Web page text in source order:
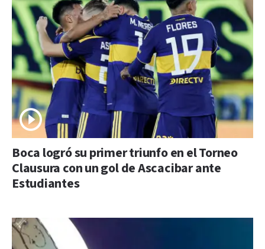
Boca logró su primer triunfo en el Torneo
Clausura con un gol de Ascacibar ante
Estudiantes